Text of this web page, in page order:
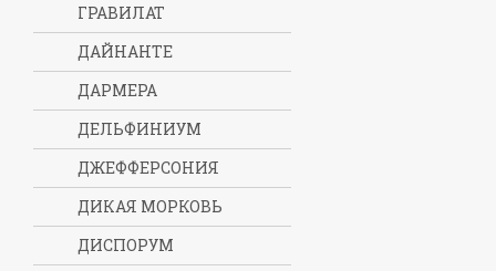
ГРАВИЛАТ
ДАЙНАНТЕ
ДАРМЕРА
ДЕЛЬФИНИУМ
ДЖЕФФЕРСОНИЯ
ДИКАЯ МОРКОВЬ
ДИСПОРУМ